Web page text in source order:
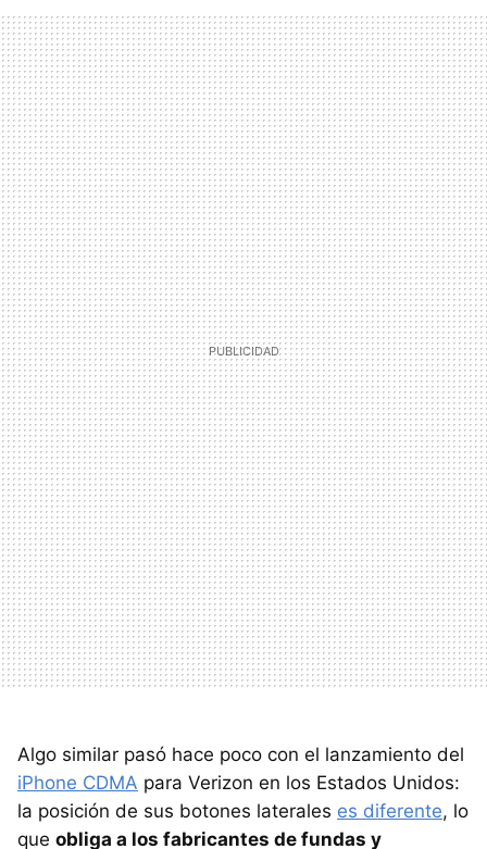
Algo similar pasó hace poco con el lanzamiento del
iPhone CDMA para Verizon en los Estados Unidos:
la posición de sus botones laterales es diferente, lo
que obliga a los fabricantes de fundas y